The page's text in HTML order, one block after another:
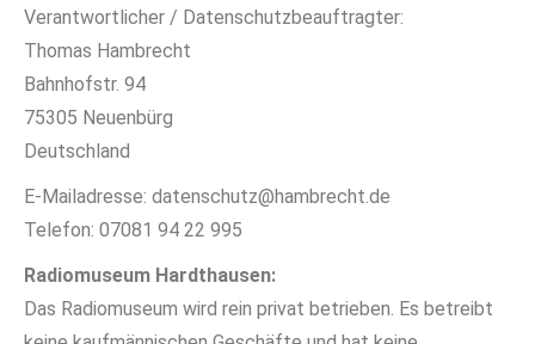
Verantwortlicher / Datenschutzbeauftragter:
Thomas Hambrecht
Bahnhofstr. 94
75305 Neuenbürg
Deutschland
E-Mailadresse: datenschutz@hambrecht.de
Telefon: 07081 94 22 995
Radiomuseum Hardthausen:
Das Radiomuseum wird rein privat betrieben. Es betreibt